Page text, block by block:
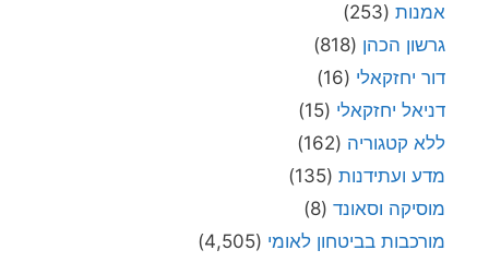
אמנות (253)
גרשון הכהן (818)
דור יחזקאלי (16)
דניאל יחזקאלי (15)
ללא קטגוריה (162)
מדע ועתידנות (135)
מוסיקה וסאונד (8)
מורכבות בביטחון לאומי (4,505)